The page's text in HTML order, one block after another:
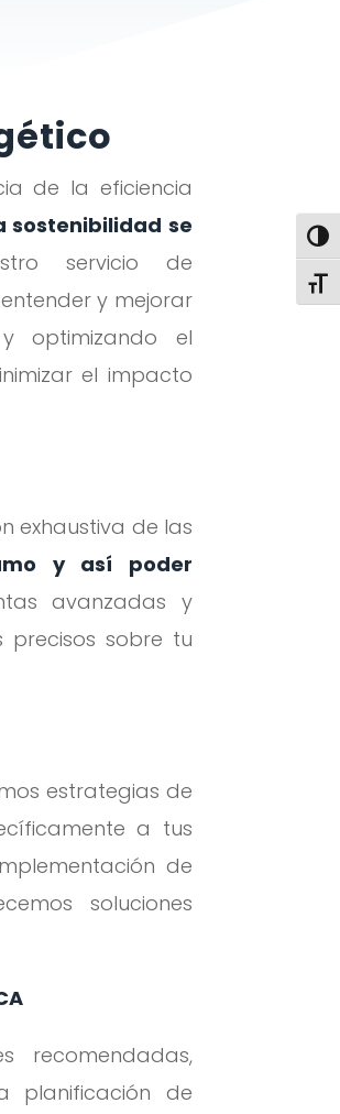
de la eficiencia
sostenibilidad se
servicio de
y mejorar
optimizando el
el impacto
exhaustiva de las
y así poder
avanzadas y
precisos sobre tu
estrategias de
a tus
de
soluciones
recomendadas,
planificación de